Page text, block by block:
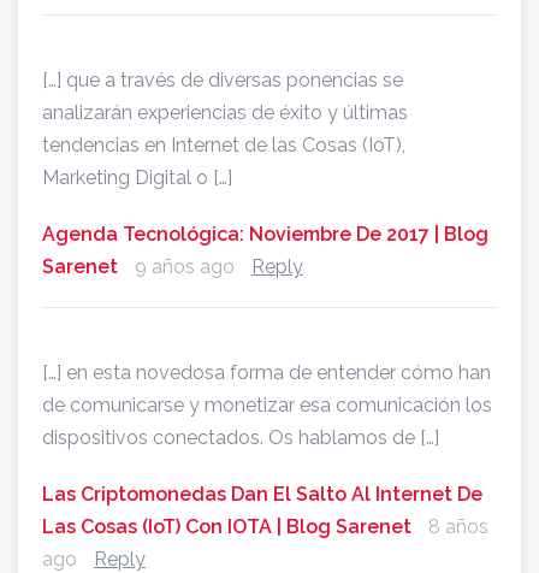
[…] que a través de diversas ponencias se
analizarán experiencias de éxito y últimas
tendencias en Internet de las Cosas (IoT),
Marketing Digital o […]
Agenda Tecnológica: Noviembre De 2017 | Blog
Sarenet
9 años ago Reply
[…] en esta novedosa forma de entender cómo han
de comunicarse y monetizar esa comunicación los
dispositivos conectados. Os hablamos de […]
Las Criptomonedas Dan El Salto Al Internet De
Las Cosas (IoT) Con IOTA | Blog Sarenet
8 años
ago
Reply